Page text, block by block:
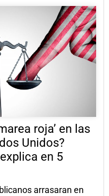
roja’ en las
Unidos?
en 5
arrasaran en